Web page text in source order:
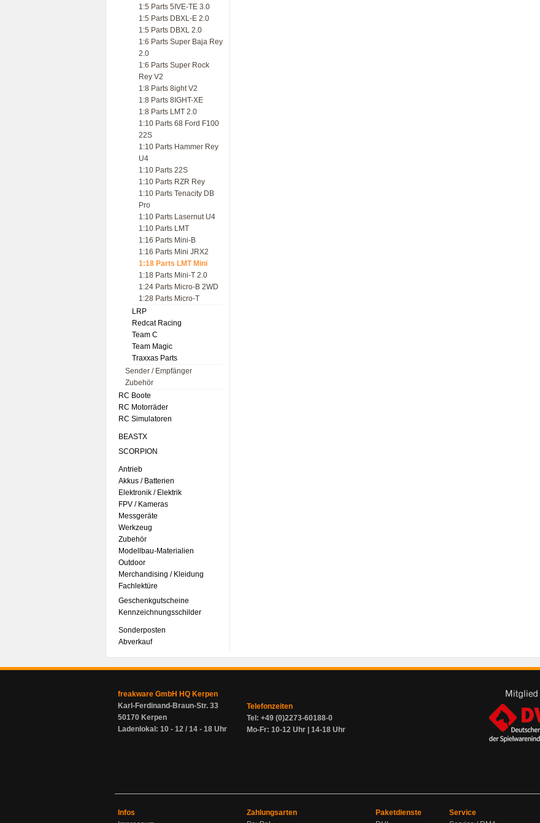
1:5 Parts 5IVE-TE 3.0
1:5 Parts DBXL-E 2.0
1:5 Parts DBXL 2.0
1:6 Parts Super Baja Rey
2.0
1:6 Parts Super Rock
Rey V2
1:8 Parts 8ight V2
1:8 Parts 8IGHT-XE
1:8 Parts LMT 2.0
1:10 Parts 68 Ford F100
22S
1:10 Parts Hammer Rey
U4
1:10 Parts 22S
1:10 Parts RZR Rey
1:10 Parts Tenacity DB
Pro
1:10 Parts Lasernut U4
1:10 Parts LMT
1:16 Parts Mini-B
1:16 Parts Mini JRX2
1:18 Parts LMT Mini
1:18 Parts Mini-T 2.0
1:24 Parts Micro-B 2WD
1:28 Parts Micro-T
LRP
Redcat Racing
Team C
Team Magic
Traxxas Parts
Sender / Empfänger
Zubehör
RC Boote
RC Motorräder
RC Simulatoren
BEASTX
SCORPION
Antrieb
Akkus / Batterien
Elektronik / Elektrik
FPV / Kameras
Messgeräte
Werkzeug
Zubehör
Modellbau-Materialien
Outdoor
Merchandising / Kleidung
Fachlektüre
Geschenkgutscheine
Kennzeichnungsschilder
Sonderposten
Abverkauf
freakware GmbH HQ Kerpen
Karl-Ferdinand-Braun-Str. 33
50170 Kerpen
Ladenlokal: 10 - 12 / 14 - 18 Uhr
Telefonzeiten
Tel: +49 (0)2273-60188-0
Mo-Fr: 10-12 Uhr | 14-18 Uhr
Infos
Zahlungsarten
Paketdienste
Service